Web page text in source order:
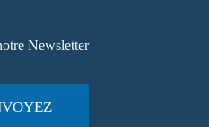
Newsletter